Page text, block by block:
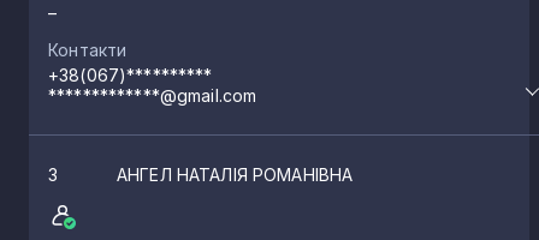
–
Контакти
+38(067)**********
*************@gmail.com
3 АНГЕЛ НАТАЛІЯ РОМАНІВНА